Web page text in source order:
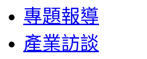
專題報導
產業訪談